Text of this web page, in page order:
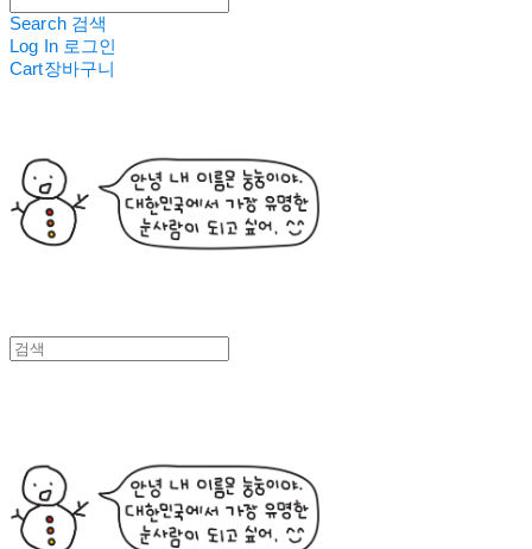
Search 검색
Log In 로그인
Cart장바구니